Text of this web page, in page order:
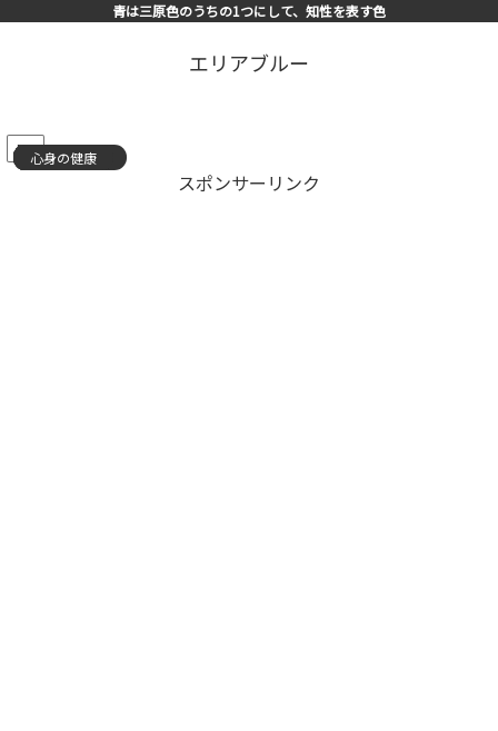
青は三原色のうちの1つにして、知性を表す色
エリアブルー
PR
スポンサーリンク
心身の健康
スキルアップ
心身の健康
心身の健康
心身の健康
心身の健康
心身の健康
心身の健康
心身の健康
心身の健康
心身の健康
心身の健康
心身の健康
心身の健康
心身の健康